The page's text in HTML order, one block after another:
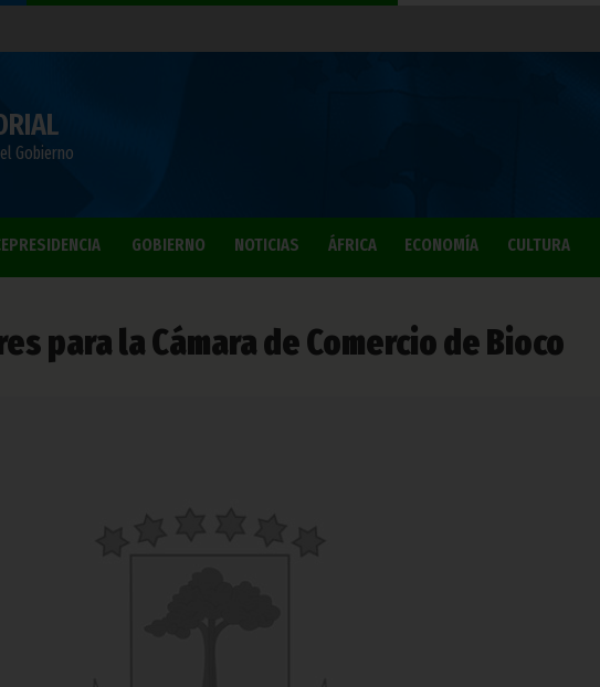
Gobierno
GOBIERNO NOTICIAS ÁFRICA ECONOMÍA CULTURA
para la Cámara de Comercio de Bioco